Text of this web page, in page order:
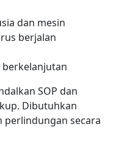
dan mesin
berjalan
SOP dan
Dibutuhkan
perlindungan secara